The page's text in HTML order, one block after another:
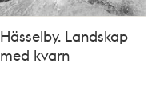
Hässelby. Landskap
med kvarn